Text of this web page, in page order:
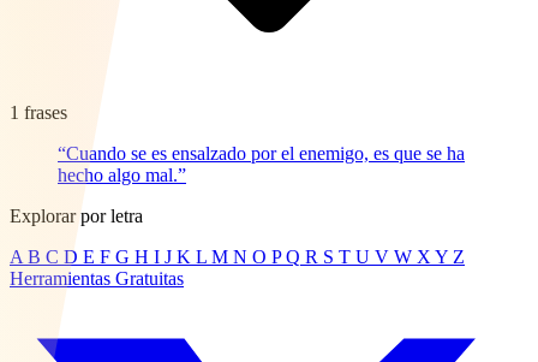
1 frases
“Cuando se es ensalzado por el enemigo, es que se ha
hecho algo mal.”
Explorar por letra
A B C D E F G H I J K L M N O P Q R S T U V W X Y Z
Herramientas Gratuitas